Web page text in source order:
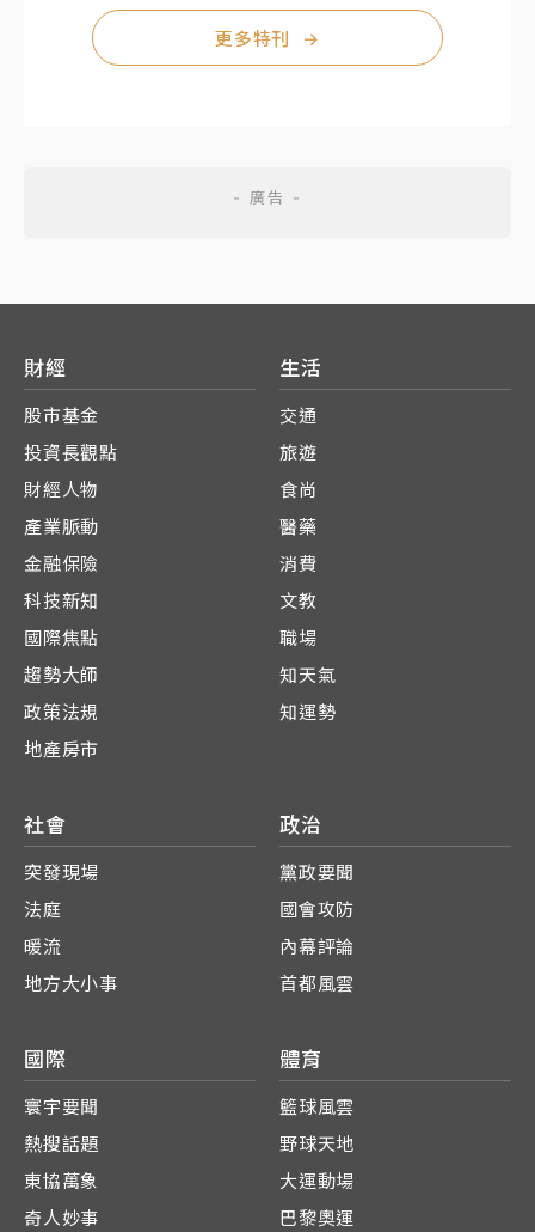
更多特刊 →
財經
股市基金
投資長觀點
財經人物
產業脈動
金融保險
科技新知
國際焦點
趨勢大師
政策法規
地產房市
生活
交通
旅遊
食尚
醫藥
消費
文教
職場
知天氣
知運勢
社會
突發現場
法庭
暖流
地方大小事
政治
黨政要聞
國會攻防
內幕評論
首都風雲
國際
寰宇要聞
熱搜話題
東協萬象
奇人妙事
體育
籃球風雲
野球天地
大運動場
巴黎奧運